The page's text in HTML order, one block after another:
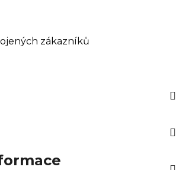
zákazníků